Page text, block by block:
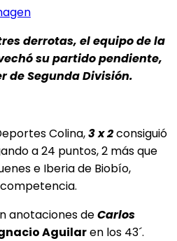
derrotas, el equipo de la
su partido pendiente,
de Segunda División.
Colina,3 x 2consiguió
a 24 puntos, 2 más que
e Iberia de Biobío,
anotaciones deCarlos
Aguilaren los 43´.